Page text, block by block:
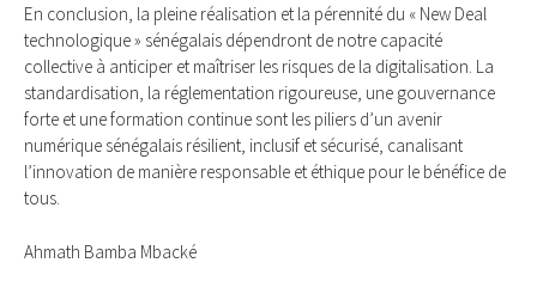
En conclusion, la pleine réalisation et la pérennité du « New Deal
technologique » sénégalais dépendront de notre capacité
collective à anticiper et maîtriser les risques de la digitalisation. La
standardisation, la réglementation rigoureuse, une gouvernance
forte et une formation continue sont les piliers d’un avenir
numérique sénégalais résilient, inclusif et sécurisé, canalisant
l’innovation de manière responsable et éthique pour le bénéfice de
tous.
Ahmath Bamba Mbacké